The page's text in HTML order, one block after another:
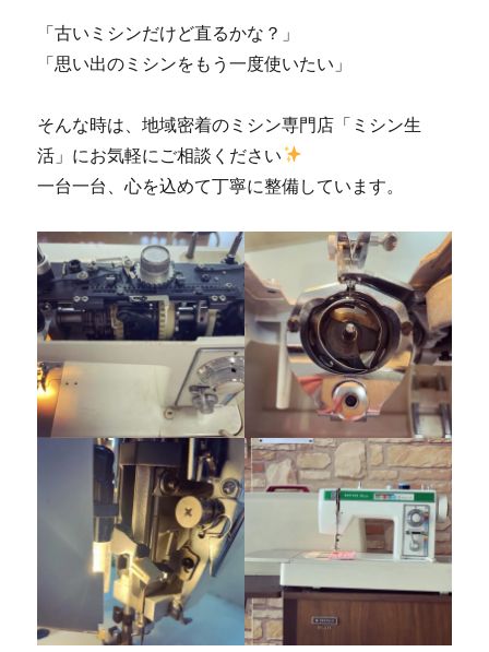
「古いミシンだけど直るかな？」
「思い出のミシンをもう一度使いたい」
そんな時は、地域密着のミシン専門店「ミシン生
活」にお気軽にご相談ください
一台一台、心を込めて丁寧に整備しています。